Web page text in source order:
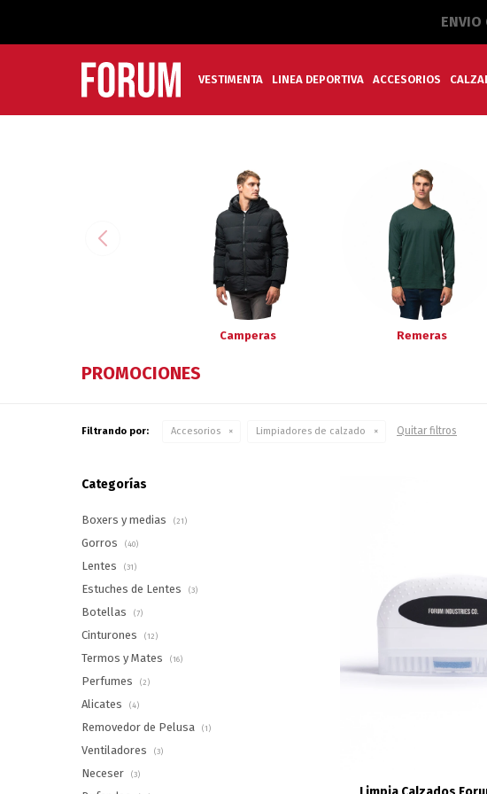
ENVIO
VESTIMENTA LINEA DEPORTIVA ACCESORIOS
Camperas Remeras
PROMOCIONES
Filtrando por: Accesorios Limpiadores de calzado Quitar filtros
Categorías
Boxers y medias (21)
Gorros (40)
Lentes (31)
Estuches de Lentes (3)
Botellas (7)
Cinturones (12)
Termos y Mates (16)
Perfumes (2)
Alicates (4)
Removedor de Pelusa (1)
Ventiladores (3)
Neceser (3)